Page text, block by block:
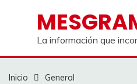
contenidoLa información que
Inicio
General